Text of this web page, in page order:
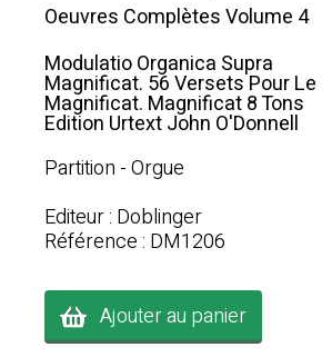
Oeuvres Complètes Volume 4
Modulatio Organica Supra
Magnificat. 56 Versets Pour Le
Magnificat. Magnificat 8 Tons
Edition Urtext John O'Donnell
Partition - Orgue
Editeur : Doblinger
Référence : DM1206
Ajouter au panier